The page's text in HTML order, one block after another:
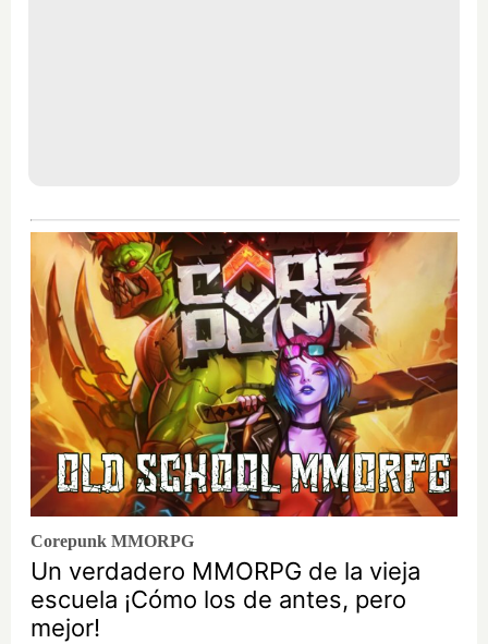
Corepunk MMORPG
Un verdadero MMORPG de la vieja
escuela ¡Cómo los de antes, pero
mejor!